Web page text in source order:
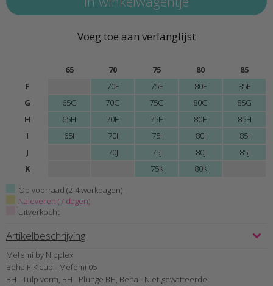
Voeg toe aan verlanglijst
65 70 75 80
85
F
70F 75F 80F
85F
G
65G 70G 75G 80G
85G
H
65H 70H 75H 80H
85H
I
65I 70I 75I 80I
85I
J
70J 75J 80J
85J
K
75K
80K
Op voorraad (2-4 werkdagen)
Naleveren (7 dagen)
Uitverkocht
Artikelbeschrijving
Mefemi by Nipplex
Beha F-K cup - Mefemi 05
BH - Tulp vorm, BH - Plunge BH, Beha - Niet-gewatteerde